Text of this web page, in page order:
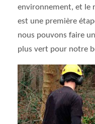
environnement, et le
est une première
nous pouvons faire
plus vert pour notre